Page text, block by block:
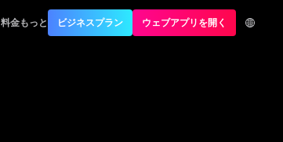
料金もっと ビジネスプラン ウェブアプリを開く